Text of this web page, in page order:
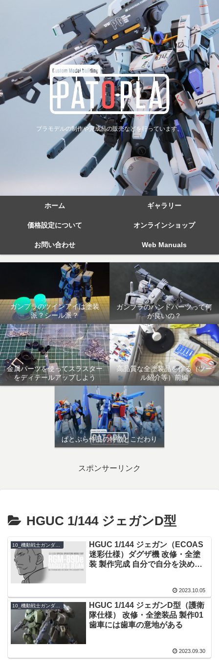
プラモデルの制作や完成品の販売などを行っています。
ホーム ギャラリー
価格設定について オンラインショップ
お問い合わせ Web Manuals
ガンプラのツインアイは塗装
派？シール派？
ガンプラのハンドパーツって何
が良いの？
金属パーツを使ってスラスター
をディテールアップしよう
高品質な全塗装品を作る（ツー
ル紹介等）前編
ぱとぷら作品の特徴とこだわり
スポンサーリンク
HGUC 1/144 ジェガンD型
HGUC 1/144 ジェガン（ECOAS
迷彩仕様）ダグザ機 改修・全塗
装 製作完成 自分で自分を決めら
2023.10.05
HGUC 1/144 ジェガンD型（護衛
隊仕様） 改修・全塗装品 製作01
歯車には歯車の意地がある
2023.09.30